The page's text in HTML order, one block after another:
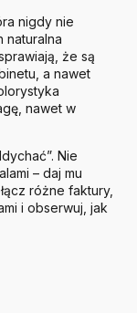
nigdy nie
naturalna
że są
a nawet
nawet w
Nie
– daj mu
różne faktury,
i obserwuj, jak